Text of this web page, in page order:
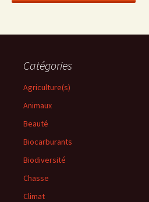
Catégories
Agriculture(s)
Animaux
Beauté
Biocarburants
Biodiversité
Chasse
Climat